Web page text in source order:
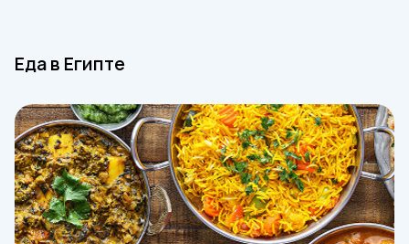
Еда в Египте